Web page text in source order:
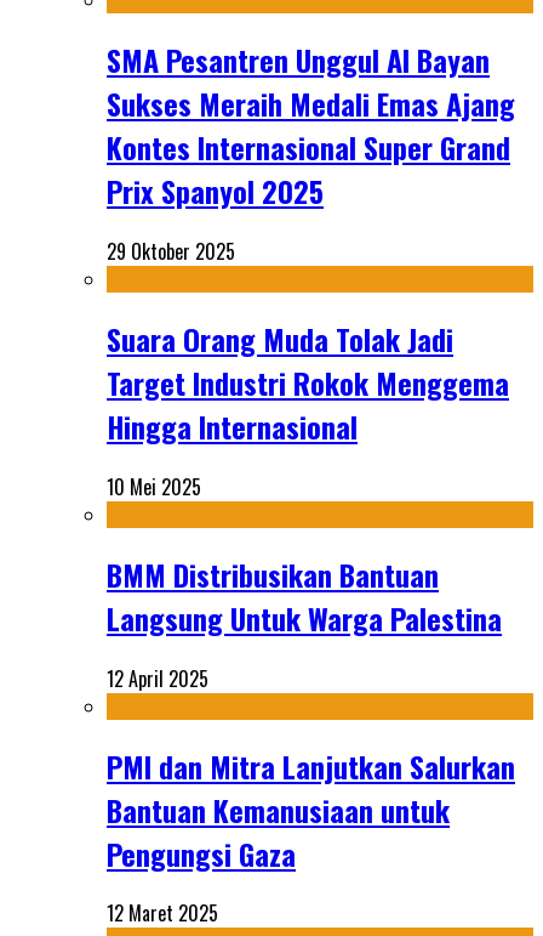
SMA Pesantren Unggul Al Bayan
Sukses Meraih Medali Emas Ajang
Kontes Internasional Super Grand
Prix Spanyol 2025
29 Oktober 2025
Suara Orang Muda Tolak Jadi
Target Industri Rokok Menggema
Hingga Internasional
10 Mei 2025
BMM Distribusikan Bantuan
Langsung Untuk Warga Palestina
12 April 2025
PMI dan Mitra Lanjutkan Salurkan
Bantuan Kemanusiaan untuk
Pengungsi Gaza
12 Maret 2025